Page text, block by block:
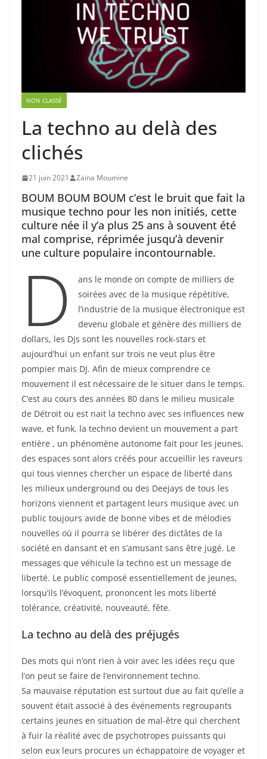
NON CLASSÉ
La techno au delà des
clichés
21 juin 2021 Zaina Moumine
BOUM BOUM BOUM c’est le bruit que fait la
musique techno pour les non initiés, cette
culture née il y’a plus 25 ans à souvent été
mal comprise, réprimée jusqu’à devenir
une culture populaire incontournable.
D
ans le monde on compte de milliers de
soirées avec de la musique répétitive,
l’industrie de la musique électronique est
devenu globale et génère des milliers de
dollars, les Djs sont les nouvelles rock-stars et
aujourd’hui un enfant sur trois ne veut plus être
pompier mais DJ. Afin de mieux comprendre ce
mouvement il est nécessaire de le situer dans le temps.
C’est au cours des années 80 dans le milieu musicale
de Détroit ou est nait la techno avec ses influences new
wave, et funk, la techno devient un mouvement a part
entière , un phénomène autonome fait pour les jeunes,
des espaces sont alors créés pour accueillir les raveurs
qui tous viennes chercher un espace de liberté dans
les milieux underground ou des Deejays de tous les
horizons viennent et partagent leurs musique avec un
public toujours avide de bonne vibes et de mélodies
nouvelles où il pourra se libérer des dictâtes de la
société en dansant et en s’amusant sans être jugé. Le
messages que véhicule la techno est un message de
liberté. Le public composé essentiellement de jeunes,
lorsqu’ils l’évoquent, prononcent les mots liberté
tolérance, créativité, nouveauté, fête.
La techno au delà des préjugés
Des mots qui n’ont rien à voir avec les idées reçu que
l’on peut se faire de l’environnement techno.
Sa mauvaise réputation est surtout due au fait qu’elle a
souvent était associé à des événements regroupants
certains jeunes en situation de mal-être qui cherchent
à fuir la réalité avec de psychotropes puissants qui
selon eux leurs procures un échappatoire de voyager et